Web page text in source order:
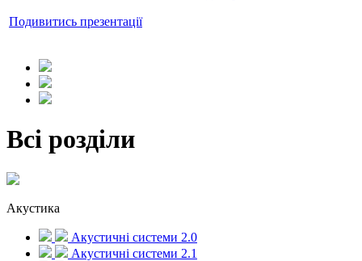
Подивитись презентації
Всі розділи
Акустика
Акустичні системи 2.0
Акустичні системи 2.1